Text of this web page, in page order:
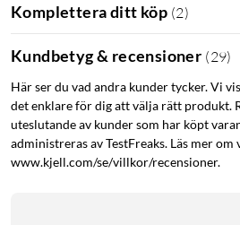
Sammanfattning
uppkoppling för streaming,
Ansluts direkt till
modem eller router.
Dual-band med AI-optimering
för bästa prestanda och
OFDMA och MU-MIMO
Komplettera ditt köp (2)
Kundbetyg & recensioner (29)
Här ser du vad andra kunder tycker. Vi
det enklare för dig att välja rätt produkt.
uteslutande av kunder som har köpt
administreras av TestFreaks. Läs mer
www.kjell.com/se/villkor/recensioner.